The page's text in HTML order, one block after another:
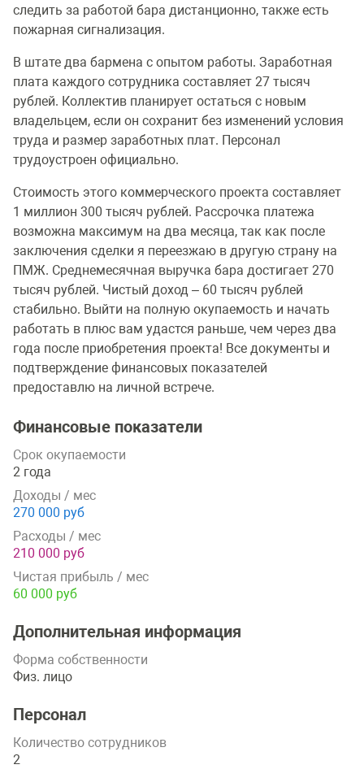
следить за работой бара дистанционно, также есть
пожарная сигнализация.
В штате два бармена с опытом работы. Заработная
плата каждого сотрудника составляет 27 тысяч
рублей. Коллектив планирует остаться с новым
владельцем, если он сохранит без изменений условия
труда и размер заработных плат. Персонал
трудоустроен официально.
Стоимость этого коммерческого проекта составляет
1 миллион 300 тысяч рублей. Рассрочка платежа
возможна максимум на два месяца, так как после
заключения сделки я переезжаю в другую страну на
ПМЖ. Среднемесячная выручка бара достигает 270
тысяч рублей. Чистый доход – 60 тысяч рублей
стабильно. Выйти на полную окупаемость и начать
работать в плюс вам удастся раньше, чем через два
года после приобретения проекта! Все документы и
подтверждение финансовых показателей
предоставлю на личной встрече.
Финансовые показатели
Срок окупаемости
2 года
Доходы / мес
270 000 руб
Расходы / мес
210 000 руб
Чистая прибыль / мес
60 000 руб
Дополнительная информация
Форма собственности
Физ. лицо
Персонал
Количество сотрудников
2